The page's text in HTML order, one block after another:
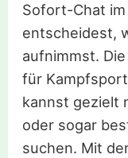
Sofort-Chat
entscheidest,
aufnimmst.
für
kannst gezielt
oder sogar
suchen. Mit